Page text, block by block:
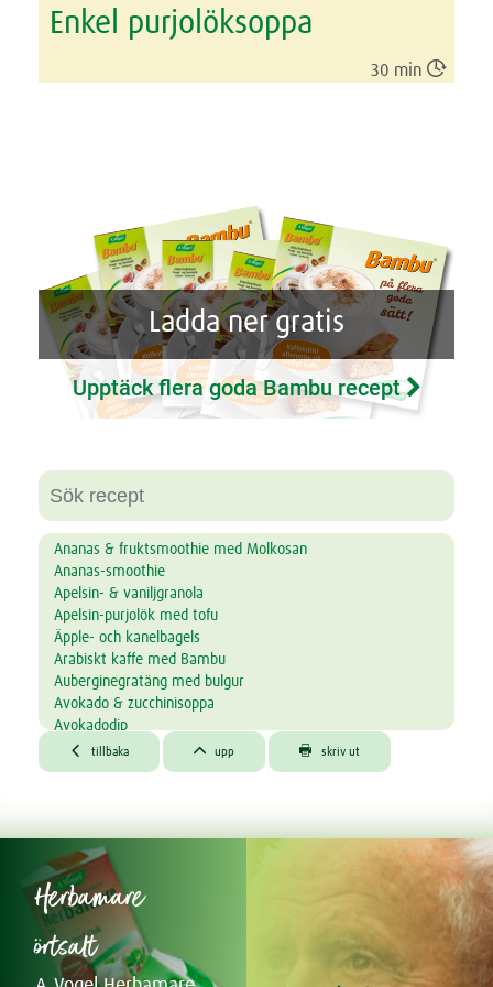
Enkel purjolöksoppa
30 min 
Ladda ner gratis
Upptäck flera goda Bambu recept
Ananas & fruktsmoothie med Molkosan
Ananas-smoothie
Apelsin- & vaniljgranola
Apelsin-purjolök med tofu
Äpple- och kanelbagels
Arabiskt kaffe med Bambu
Auberginegratäng med bulgur
Avokado & zucchinisoppa
Avokadodip
Avokadodipp med groddar
Avokadosoppa
Bambu cappuccino
Bambu coconut dream
Bambu glassdrink
Bambu Iced Coffee
Bambu kokos-choko
Bambu kryddkaka
Bambu latte macchiato
 tillbaka  upp  skriv ut
Herbamare
örtsalt